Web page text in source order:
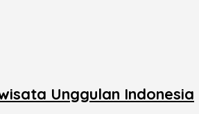
Unggulan Indonesia